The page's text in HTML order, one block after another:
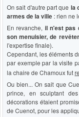
On sait d'autre part que la
armes de la ville : rien ne
En revanche, il n'est pas
son menuisier, de
l'expertise finale).
Cependant, les éléments
par exemple par la visite
la chaire de Chamoux futre
Ou bien... On sait que
prince, en sculptant
décorations étaient
de Cuenot, pour les